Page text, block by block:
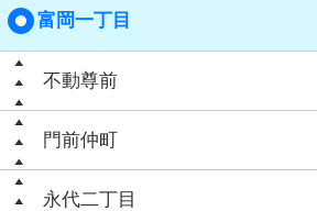
富岡一丁目
不動尊前
門前仲町
永代二丁目